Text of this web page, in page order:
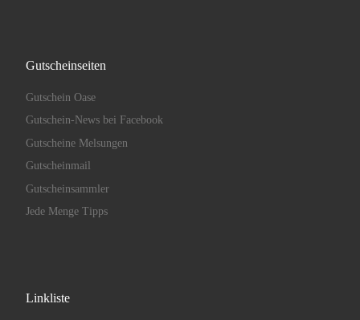
Gutscheinseiten
Gutschein Oase
Gutschein-News bei Facebook
Gutscheine Melsungen
Gutscheinmail
Gutscheinsammler
Jede Menge Tipps
Linkliste